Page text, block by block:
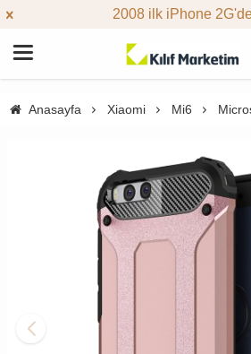
2008 ilk iPhone
Anasayfa Xiaomi Mi6